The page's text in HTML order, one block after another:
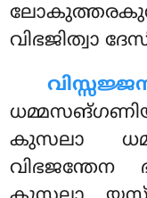
വിഭജിത്വാ
കുസലാ
വിഭജന്തേന